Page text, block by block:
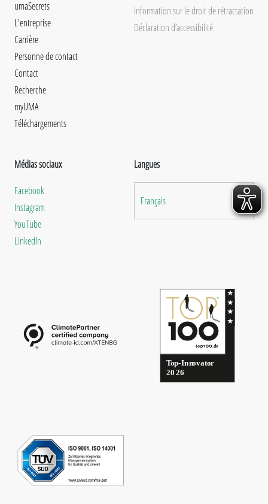
umaSecrets
L'entreprise
Carrière
Personne de contact
Contact
Recherche
myUMA
Téléchargements
Information sur le droit de rétractation
Déclaration d’accessibilité
Médias sociaux
Facebook
Instagram
YouTube
LinkedIn
Langues
Français